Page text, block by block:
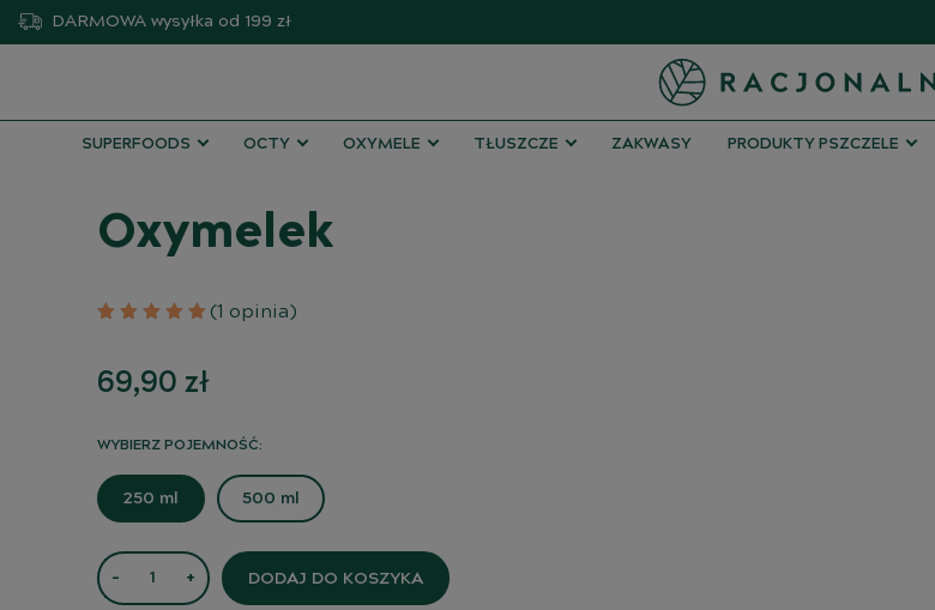
DARMOWA wysyłka od 199 zł
SUPERFOODS OCTY OXYMELE TŁUSZCZE ZAKWASY PRODUKTY PSZCZELE
Oxymelek
(1 opinia)
69,90 zł
WYBIERZ POJEMNOŚĆ:
250 ml 500 ml
ilość Oxymelek
DODAJ DO KOSZYKA